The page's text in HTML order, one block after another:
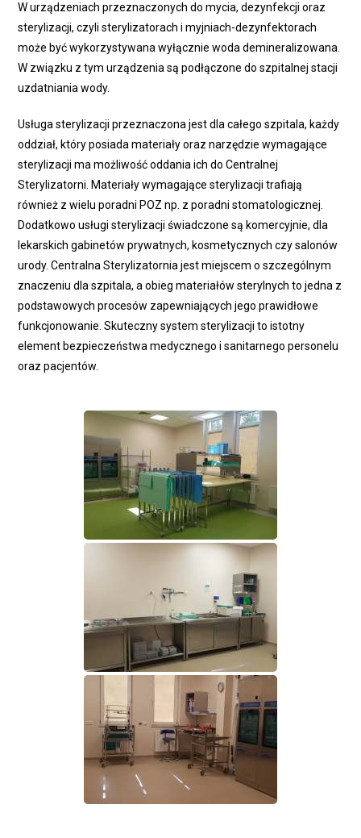
W urządzeniach przeznaczonych do mycia, dezynfekcji oraz
sterylizacji, czyli sterylizatorach i myjniach-dezynfektorach
może być wykorzystywana wyłącznie woda demineralizowana.
W związku z tym urządzenia są podłączone do szpitalnej stacji
uzdatniania wody.
Usługa sterylizacji przeznaczona jest dla całego szpitala, każdy
oddział, który posiada materiały oraz narzędzie wymagające
sterylizacji ma możliwość oddania ich do Centralnej
Sterylizatorni. Materiały wymagające sterylizacji trafiają
również z wielu poradni POZ np. z poradni stomatologicznej.
Dodatkowo usługi sterylizacji świadczone są komercyjnie, dla
lekarskich gabinetów prywatnych, kosmetycznych czy salonów
urody. Centralna Sterylizatornia jest miejscem o szczególnym
znaczeniu dla szpitala, a obieg materiałów sterylnych to jedna z
podstawowych procesów zapewniających jego prawidłowe
funkcjonowanie. Skuteczny system sterylizacji to istotny
element bezpieczeństwa medycznego i sanitarnego personelu
oraz pacjentów.